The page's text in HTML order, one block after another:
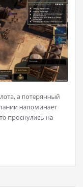
а потерянный
напоминает
проснулись на